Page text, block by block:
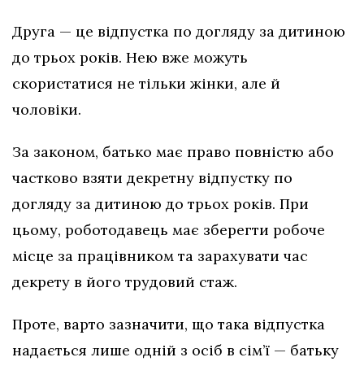
Друга — це відпустка по догляду за дитиною
до трьох років. Нею вже можуть
скористатися не тільки жінки, але й
чоловіки.
За законом, батько має право повністю або
частково взяти декретну відпустку по
догляду за дитиною до трьох років. При
цьому, роботодавець має зберегти робоче
місце за працівником та зарахувати час
декрету в його трудовий стаж.
Проте, варто зазначити, що така відпустка
надається лише одній з осіб в сім’ї — батьку